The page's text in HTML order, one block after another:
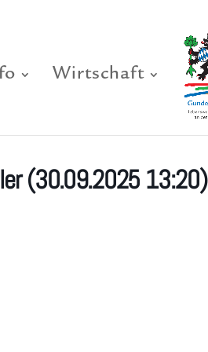
Wirtschaft
(30.09.2025 13:20)